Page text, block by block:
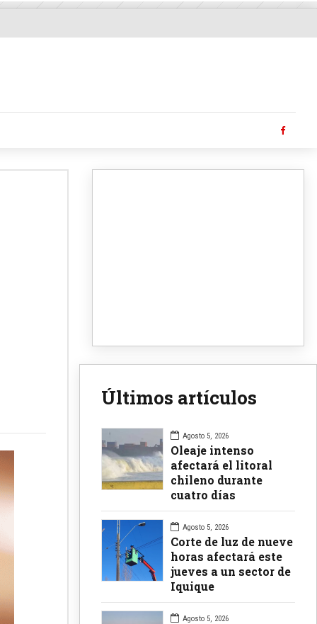
Últimos artículos
Agosto 5, 2026
Oleaje intenso
afectará el litoral
chileno durante
cuatro días
Agosto 5, 2026
Corte de luz de nueve
horas afectará este
jueves a un sector de
Iquique
Agosto 5, 2026